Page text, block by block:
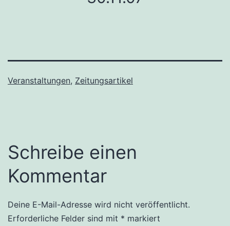
Veranstaltungen, Zeitungsartikel
Schreibe einen
Kommentar
Deine E-Mail-Adresse wird nicht veröffentlicht.
Erforderliche Felder sind mit * markiert